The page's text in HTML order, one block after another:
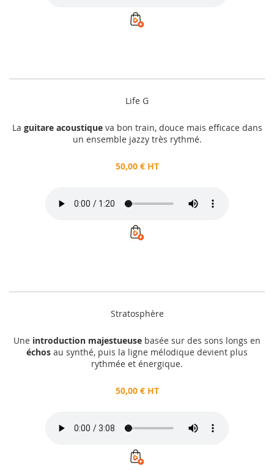
Life G
La guitare acoustiqueva bon train, douce mais efficace dans
un ensemble jazzy très rythmé.
50,00 € HT
Stratosphère
Une introduction majestueuse basée sur des sons longs en
échos au synthé, puis la ligne mélodique devient plus
rythmée et énergique.
50,00 € HT